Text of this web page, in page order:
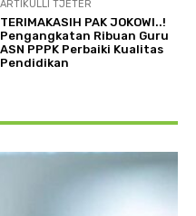
ARTIKULLI TJETËR
TERIMAKASIH PAK JOKOWI..!
Pengangkatan Ribuan Guru
ASN PPPK Perbaiki Kualitas
Pendidikan